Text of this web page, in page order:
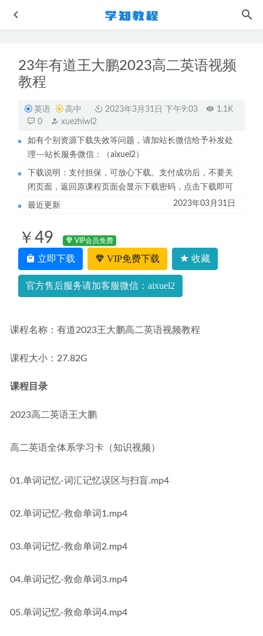
23年有道王大鹏2023高二英语视频
教程
英语 高中 2023年3月31日 下午9:03
1.1K
0
xuezhiwl2
如有个别资源下载失效等问题，请加站长微信给予补发处
理---站长服务微信：（aixuel2）
下载说明：支付担保，可放心下载。支付成功后，不要关
闭页面，返回原课程页面会显示下载密码，点击下载即可
最近更新 2023年03月31日
￥49 VIP会员免费
立即下载 VIP免费下载 收藏
官方售后服务请加客服微信：aixuel2
课程名称：有道2023王大鹏高二英语视频教程
课程大小：27.82G
课程目录
2023高二英语王大鹏
高二英语全体系学习卡（知识视频）
01.单词记忆-词汇记忆误区与扫盲.mp4
02.单词记忆-救命单词1.mp4
03.单词记忆-救命单词2.mp4
04.单词记忆-救命单词3.mp4
05.单词记忆-救命单词4.mp4
2021一年级檀梦茜大语文直播班网课教程 2023-02-12
2021教招学科FB-语文（全国）教师招聘考试视频教程+讲义
2022-12-02
学前教育熊猫写字课识字学字教程 2022-10-24
冰鉴面相识人术视频教程
11-05